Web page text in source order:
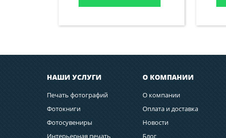
НАШИ УСЛУГИ
Печать фотографий
Фотокниги
Фотосувениры
Интерьерная печать
О КОМПАНИИ
О компании
Оплата и доставка
Новости
Блог